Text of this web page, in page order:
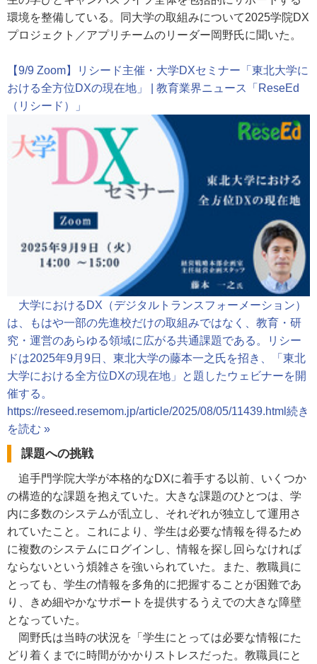
環境を整備している。同大学の取組みについて2025学院DX
プロジェクト／アプリチームのリーダー岡野氏に聞いた。
【9/9 Zoom】リシード主催・大学DXセミナー「東北大学に
おける全方位DXの現在地」 | 教育業界ニュース「ReseEd
（リシード）」
大学におけるDX（デジタルトランスフォーメーション）
は、もはや一部の先進校だけの取組みではなく、教育・研
究・運営のあらゆる領域に広がる共通課題である。リシー
ドは2025年9月9日、東北大学の藤本一之氏を招き、「東北
大学における全方位DXの現在地」と題したウェビナーを開
催する。
https://reseed.resemom.jp/article/2025/08/05/11439.html 続き
を読む »
課題への挑戦
追手門学院大学が本格的なDXに着手する以前、いくつか
の構造的な課題を抱えていた。大きな課題のひとつは、学
内に多数のシステムが乱立し、それぞれが独立して運用さ
れていたこと。これにより、学生は必要な情報を得るため
に複数のシステムにログインし、情報を探し回らなければ
ならないという煩雑さを強いられていた。また、教職員に
とっても、学生の情報を多角的に把握することが困難であ
り、きめ細やかなサポートを提供するうえでの大きな障壁
となっていた。
岡野氏は当時の状況を「学生にとっては必要な情報にた
どり着くまでに時間がかかりストレスだった。教職員にと